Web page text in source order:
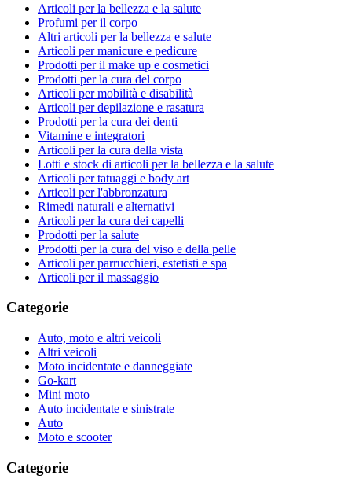
Articoli per la bellezza e la salute
Profumi per il corpo
Altri articoli per la bellezza e salute
Articoli per manicure e pedicure
Prodotti per il make up e cosmetici
Prodotti per la cura del corpo
Articoli per mobilità e disabilità
Articoli per depilazione e rasatura
Prodotti per la cura dei denti
Vitamine e integratori
Articoli per la cura della vista
Lotti e stock di articoli per la bellezza e la salute
Articoli per tatuaggi e body art
Articoli per l'abbronzatura
Rimedi naturali e alternativi
Articoli per la cura dei capelli
Prodotti per la salute
Prodotti per la cura del viso e della pelle
Articoli per parrucchieri, estetisti e spa
Articoli per il massaggio
Categorie
Auto, moto e altri veicoli
Altri veicoli
Moto incidentate e danneggiate
Go-kart
Mini moto
Auto incidentate e sinistrate
Auto
Moto e scooter
Categorie